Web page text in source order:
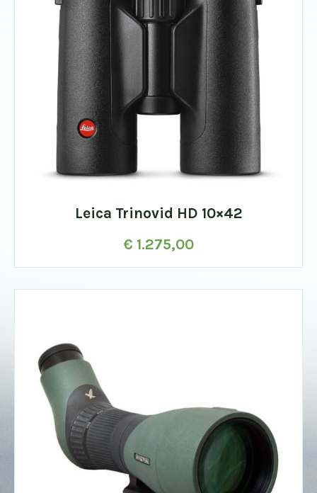
Leica Trinovid HD 10×42
€ 1.275,00